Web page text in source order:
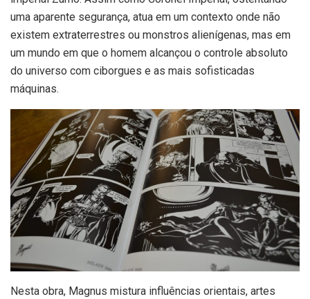
uma aparente segurança, atua em um contexto onde não
existem extraterrestres ou monstros alienígenas, mas em
um mundo em que o homem alcançou o controle absoluto
do universo com ciborgues e as mais sofisticadas
máquinas.
Nesta obra, Magnus mistura influências orientais, artes